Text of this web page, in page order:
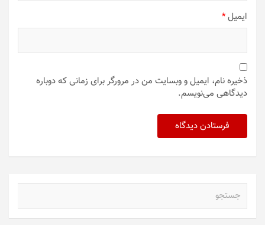
ایمیل*
ذخیره نام، ایمیل و وبسایت من در مرورگر برای زمانی که دوباره
دیدگاهی می‌نویسم.